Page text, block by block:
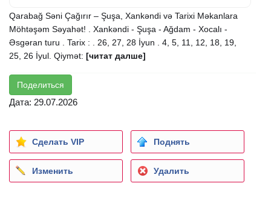
Qarabağ Səni Çağırır – Şuşa, Xankəndi və Tarixi Məkanlara
Möhtəşəm Səyahət! . Xankəndi - Şuşa - Ağdam - Xocalı -
Əsgəran turu . Tarix : . 26, 27, 28 İyun . 4, 5, 11, 12, 18, 19,
25, 26 İyul. Qiymət: [читат далше]
Поделиться
Дата: 29.07.2026
Сделать VIP Поднять
Изменить Удалить